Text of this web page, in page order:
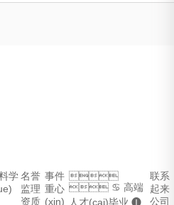
学 名誉
监理
资质
事件
重心
(xin)

 ♋ 高端
人才(cai)毕业 🅘
联系
起来
公司